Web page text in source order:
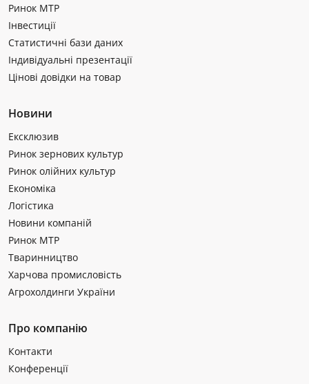
Ринок МТР
Інвестиції
Статистичні бази даних
Індивідуальні презентації
Цінові довідки на товар
Новини
Ексклюзив
Ринок зернових культур
Ринок олійних культур
Економіка
Логістика
Новини компаній
Ринок МТР
Тваринництво
Харчова промисловість
Агрохолдинги України
Про компанію
Контакти
Конференції